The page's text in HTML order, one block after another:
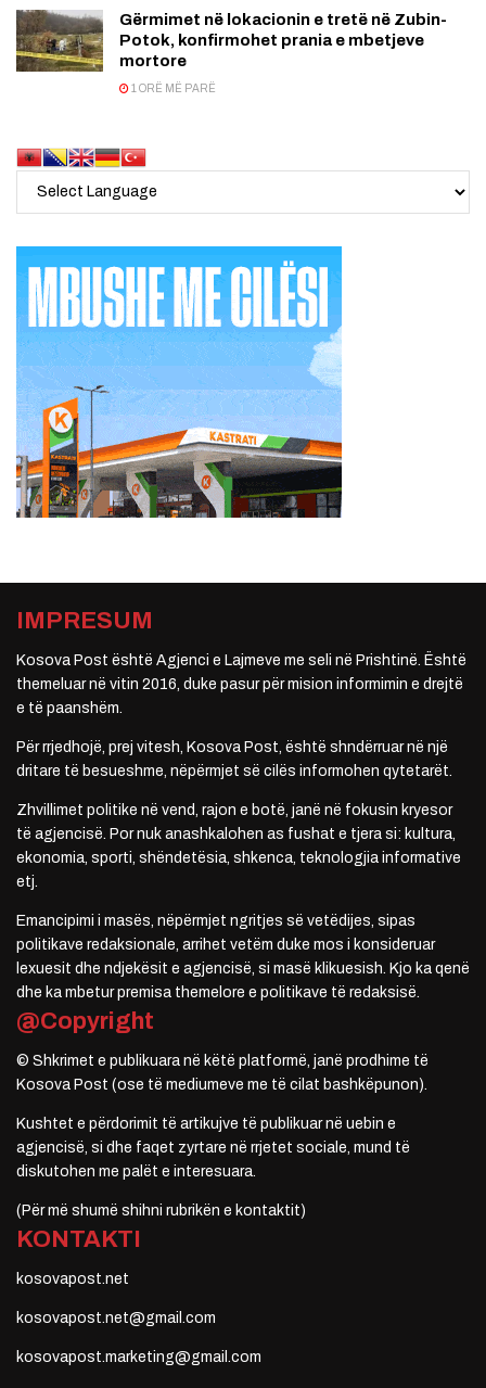
Gërmimet në lokacionin e tretë në Zubin-
Potok, konfirmohet prania e mbetjeve
mortore
1 ORË MË PARË
IMPRESUM
Kosova Post është Agjenci e Lajmeve me seli në Prishtinë. Është
themeluar në vitin 2016, duke pasur për mision informimin e drejtë
e të paanshëm.
Për rrjedhojë, prej vitesh, Kosova Post, është shndërruar në një
dritare të besueshme, nëpërmjet së cilës informohen qytetarët.
Zhvillimet politike në vend, rajon e botë, janë në fokusin kryesor
të agjencisë. Por nuk anashkalohen as fushat e tjera si: kultura,
ekonomia, sporti, shëndetësia, shkenca, teknologjia informative
etj.
Emancipimi i masës, nëpërmjet ngritjes së vetëdijes, sipas
politikave redaksionale, arrihet vetëm duke mos i konsideruar
lexuesit dhe ndjekësit e agjencisë, si masë klikuesish. Kjo ka qenë
dhe ka mbetur premisa themelore e politikave të redaksisë.
@Copyright
© Shkrimet e publikuara në këtë platformë, janë prodhime të
Kosova Post (ose të mediumeve me të cilat bashkëpunon).
Kushtet e përdorimit të artikujve të publikuar në uebin e
agjencisë, si dhe faqet zyrtare në rrjetet sociale, mund të
diskutohen me palët e interesuara.
(Për më shumë shihni rubrikën e kontaktit)
KONTAKTI
kosovapost.net
kosovapost.net@gmail.com
kosovapost.marketing@gmail.com